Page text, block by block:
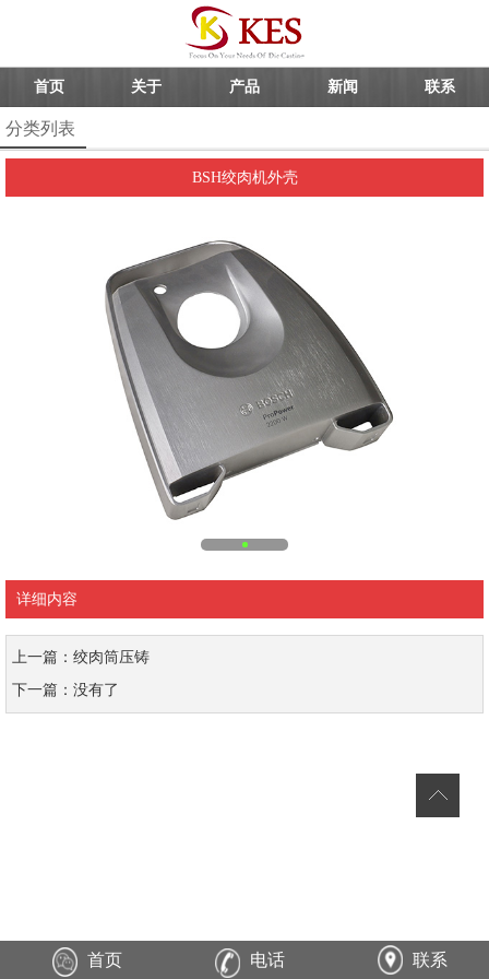
首页 关于 产品 新闻 联系
分类列表
BSH绞肉机外壳
详细内容
上一篇：绞肉筒压铸
下一篇：没有了
首页 电话 联系